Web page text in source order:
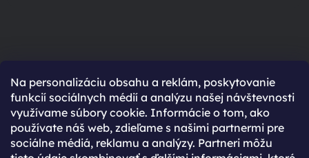
Na personalizáciu obsahu a reklám, poskytovanie
funkcií sociálnych médií a analýzu našej návštevnosti
využívame súbory cookie. Informácie o tom, ako
používate náš web, zdieľame s našimi partnermi pre
sociálne médiá, reklamu a analýzy. Partneri môžu
Ešte nemáte účet?
Rýchlejší nákup vďaka uloženým údajom
Prehľad o stave objednávky